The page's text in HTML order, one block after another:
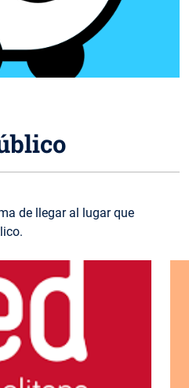
de llegar al lugar que